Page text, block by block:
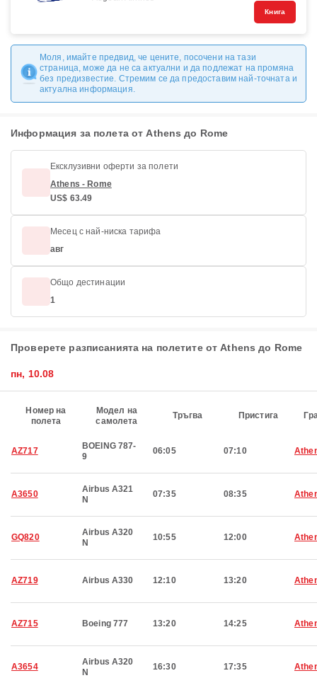
Книга
Моля, имайте предвид, че цените, посочени на тази
страница, може да не са актуални и да подлежат на промяна
без предизвестие. Стремим се да предоставим най-точната и
актуална информация.
Информация за полета от Athens до Rome
Ексклузивни оферти за полети
Athens - Rome
US$ 63.49
Месец с най-ниска тарифа
авг
Общо дестинации
1
Проверете разписанията на полетите от Athens до Rome
пн, 10.08
Номер на
полета
Модел на
самолета
Тръгва Пристига
AZ717
BOEING 787-
9
06:05 07:10
A3650
Airbus A321
N
07:35 08:35
GQ820
Airbus A320
N
10:55 12:00
AZ719 Airbus A330 12:10 13:20
AZ715 Boeing 777 13:20 14:25
A3654
Airbus A320
N
16:30 17:35